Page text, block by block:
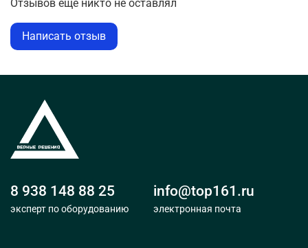
Отзывов еще никто не оставлял
Написать отзыв
8 938 148 88 25
эксперт по оборудованию
info@top161.ru
электронная почта